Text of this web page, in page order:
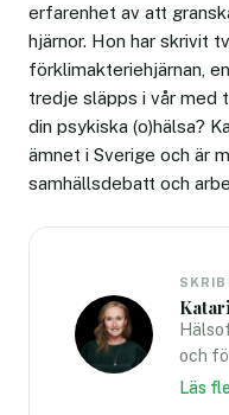
erfarenhet av att
hjärnor. Hon har skrivit
förklimakteriehjärnan,
tredje släpps i vår med
din psykiska (o)hälsa?
ämnet i Sverige och är
samhällsdebatt och
och
Läs